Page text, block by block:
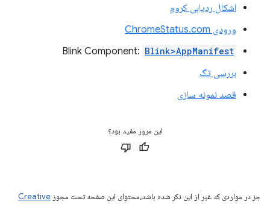
اشکال ردیابی کروم
ورودی ChromeStatus.com
Blink Component: Blink>AppManifest
بررسی تگ
قصد نمونه سازی
این مرور مفید بود؟
جز در مواردی که غیر از این ذکر شده باشد،‌محتوای این صفحه تحت مجوز Creative